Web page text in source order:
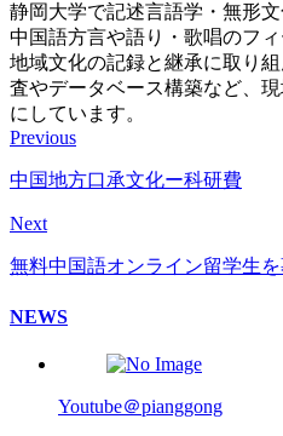
静岡大学で記述言語学・無形
中国語方言や語り・歌唱のフ
地域文化の記録と継承に取り
査やデータベース構築など、
にしています。
Previous
中国地方口承文化ー科研費
Next
無料中国語オンライン留学生を
NEWS
Youtube＠pianggong